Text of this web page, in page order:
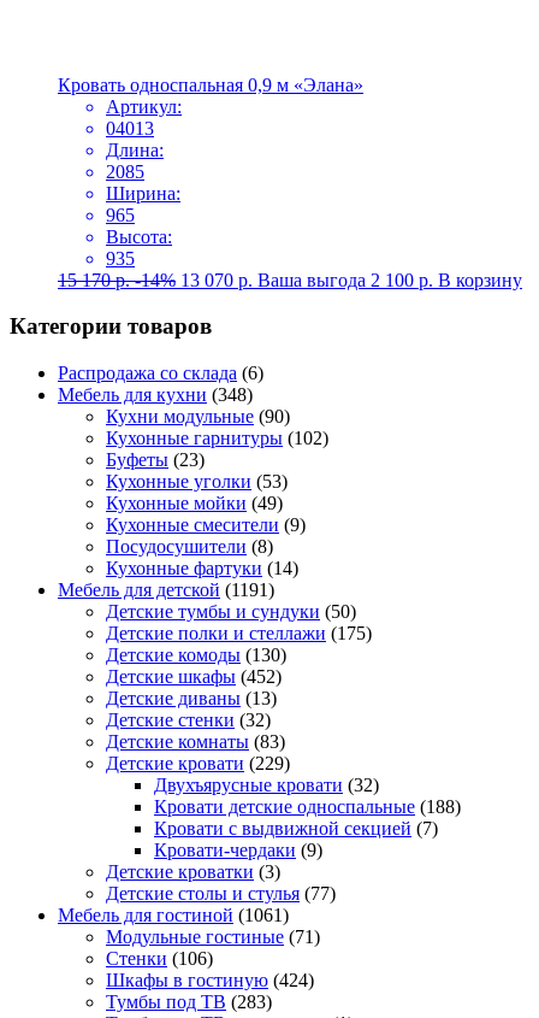
Кровать односпальная 0,9 м «Элана»
Артикул:
04013
Длина:
2085
Ширина:
965
Высота:
935
15 170р. -14% 13 070 р. Ваша выгода 2 100 р. В корзину
Категории товаров
Распродажа со склада (6)
Мебель для кухни (348)
Кухни модульные (90)
Кухонные гарнитуры (102)
Буфеты (23)
Кухонные уголки (53)
Кухонные мойки (49)
Кухонные смесители (9)
Посудосушители (8)
Кухонные фартуки (14)
Мебель для детской (1191)
Детские тумбы и сундуки (50)
Детские полки и стеллажи (175)
Детские комоды (130)
Детские шкафы (452)
Детские диваны (13)
Детские стенки (32)
Детские комнаты (83)
Детские кровати (229)
Двухъярусные кровати (32)
Кровати детские односпальные (188)
Кровати с выдвижной секцией (7)
Кровати-чердаки (9)
Детские кроватки (3)
Детские столы и стулья (77)
Мебель для гостиной (1061)
Модульные гостиные (71)
Стенки (106)
Шкафы в гостиную (424)
Тумбы под ТВ (283)